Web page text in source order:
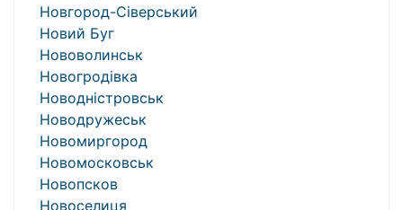
Новгород-Сіверський
Новий Буг
Нововолинськ
Новогродівка
Новодністровськ
Новодружеськ
Новомиргород
Новомосковськ
Новопсков
Новоселиця